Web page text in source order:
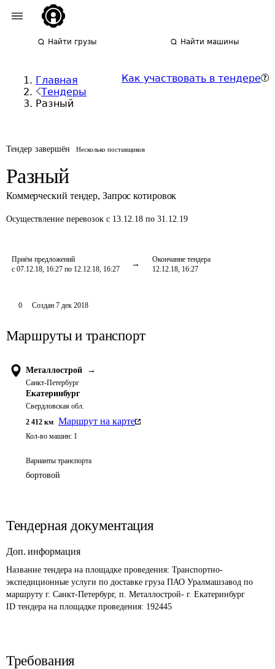
Найти грузы Найти машины
Главная
Тендеры
Разный
Как участвовать в тендере
Тендер завершён Несколько поставщиков
Разный
Коммерческий тендер, Запрос котировок
Осуществление перевозок с 13.12.18 по 31.12.19
Приём предложений
с 07.12.18, 16:27 по 12.12.18, 16:27
Окончание тендера
12.12.18, 16:27
0 Создан 7 дек 2018
Маршруты и транспорт
Металлострой →
Санкт-Петербург
Екатеринбург
Свердловская обл.
2 412 км Маршрут на карте
Кол-во машин: 1
Варианты транспорта
бортовой
Тендерная документация
Доп. информация
Название тендера на площадке проведения: Транспортно-
экспедиционные услуги по доставке груза ПАО Уралмашзавод по
маршруту г. Санкт-Петербург, п. Металлострой- г. Екатеринбург
ID тендера на площадке проведения: 192445
Требования